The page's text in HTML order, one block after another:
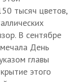
тысяч цветов,
В сентябре
День
главы
этого